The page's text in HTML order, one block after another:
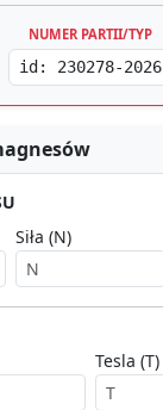
NUMER PARTII/TYP
id: 230278-2026
Siła (N)
Tesla (T)